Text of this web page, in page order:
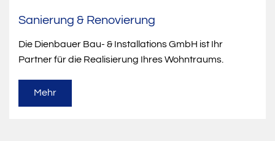
Sanierung & Renovierung
Die Dienbauer Bau- & Installations GmbH ist Ihr
Partner für die Realisierung Ihres Wohntraums.
Mehr